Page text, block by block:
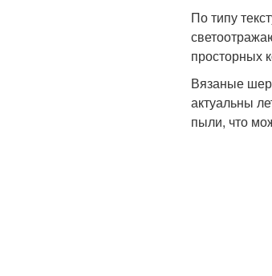
По типу
просторных
Вязаные
актуальны
пыли, что